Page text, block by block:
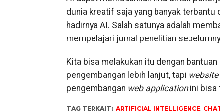
dunia kreatif saja yang banyak terbantu
hadirnya AI. Salah satunya adalah
mempelajari jurnal penelitian
Kita bisa melakukan itu dengan bantuan
pengembangan lebih lanjut, tapi website
pengembangan web application ini bisa
TAG TERKAIT: ARTIFICIAL INTELLIGENCE,